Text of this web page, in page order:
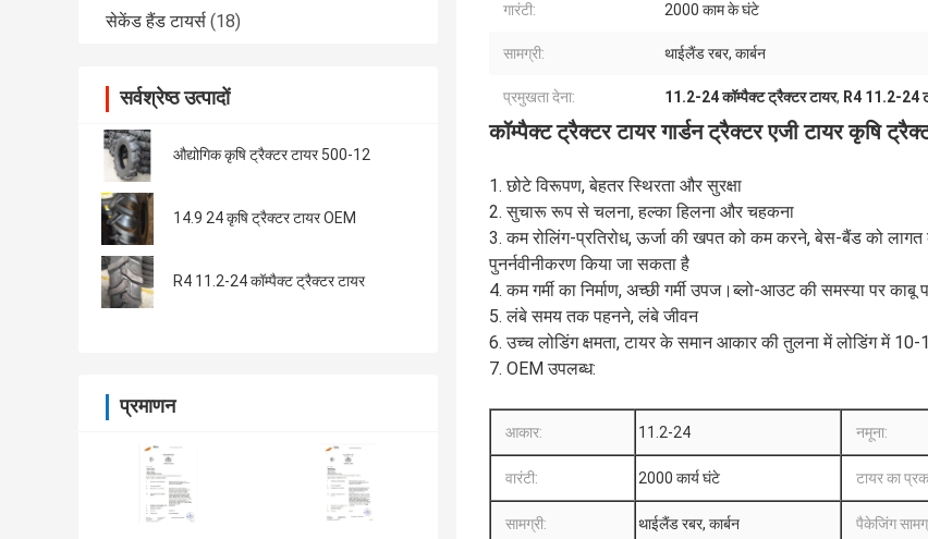
सेकेंड हैंड टायर्स (18)
सर्वश्रेष्ठ उत्पादों
औद्योगिक कृषि ट्रैक्टर टायर 500-12
14.9 24 कृषि ट्रैक्टर टायर OEM
R4 11.2-24 कॉम्पैक्ट ट्रैक्टर टायर
प्रमाणन
गारंटी: 2000 काम के घंटे
सामग्री: थाईलैंड रबर, कार्बन
प्रमुखता देना: 11.2-24 कॉम्पैक्ट ट्रैक्टर टायर, R4 11.2-24
कॉम्पैक्ट ट्रैक्टर टायर गार्डन ट्रैक्टर एजी टायर कृषि
1. छोटे विरूपण, बेहतर स्थिरता और सुरक्षा
2. सुचारू रूप से चलना, हल्का हिलना और चहकना
3. कम रोलिंग-प्रतिरोध, ऊर्जा की खपत को कम करने, बेस-बैंड को
पुनर्नवीनीकरण किया जा सकता है
4. कम गर्मी का निर्माण, अच्छी गर्मी उपज।ब्लो-आउट की समस्या पर काबू
5. लंबे समय तक पहनने, लंबे जीवन
6. उच्च लोडिंग क्षमता, टायर के समान आकार की तुलना में लोडिंग में 10-
7. OEM उपलब्ध:
आकार: 11.2-24 नमूना:
वारंटी: 2000 कार्य घंटे टायर का
सामग्री: थाईलैंड रबर, कार्बन पैकेजिंग